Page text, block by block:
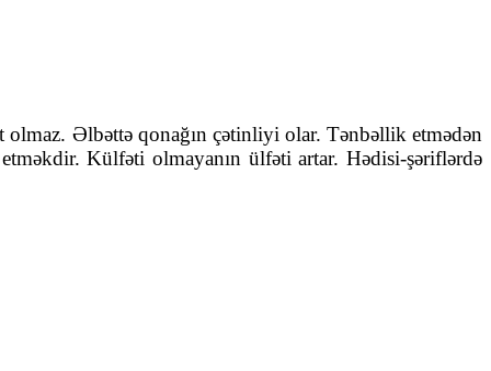
olmaz. Əlbəttə qonağın çətinliyi olar. Tənbəllik etmədən
Külfəti olmayanın ülfəti artar. Hədisi-şəriflərdə